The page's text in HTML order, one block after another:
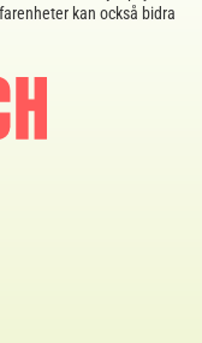
kan också bidra